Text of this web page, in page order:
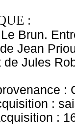
:
Brun.
Jean
de Jules
:
:
: